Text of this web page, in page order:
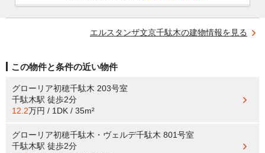
エルスタンザ文京千駄木の建物情報を見る
この物件と条件の近い物件
グローリア初穂千駄木 203号室
千駄木駅 徒歩2分
12.2万円 / 1DK / 35m²
グローリア初穂千駄木・ヴェルデ千駄木 801号室
千駄木駅 徒歩2分